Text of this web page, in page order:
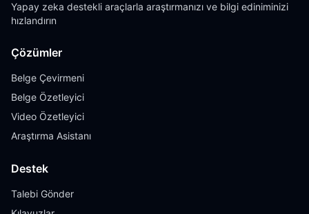
Yapay zeka destekli araçlarla araştırmanızı ve bilgi ediniminizi
hızlandırın
Çözümler
Belge Çevirmeni
Belge Özetleyici
Video Özetleyici
Araştırma Asistanı
Destek
Talebi Gönder